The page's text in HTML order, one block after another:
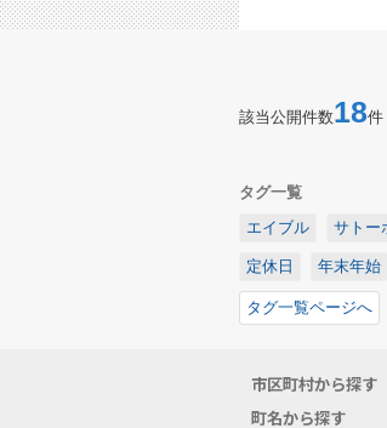
該当公開件数18件
タグ一覧
エイブル
サトー
定休日 年末年始
タグ一覧ページへ
市区町村から探す
町名から探す